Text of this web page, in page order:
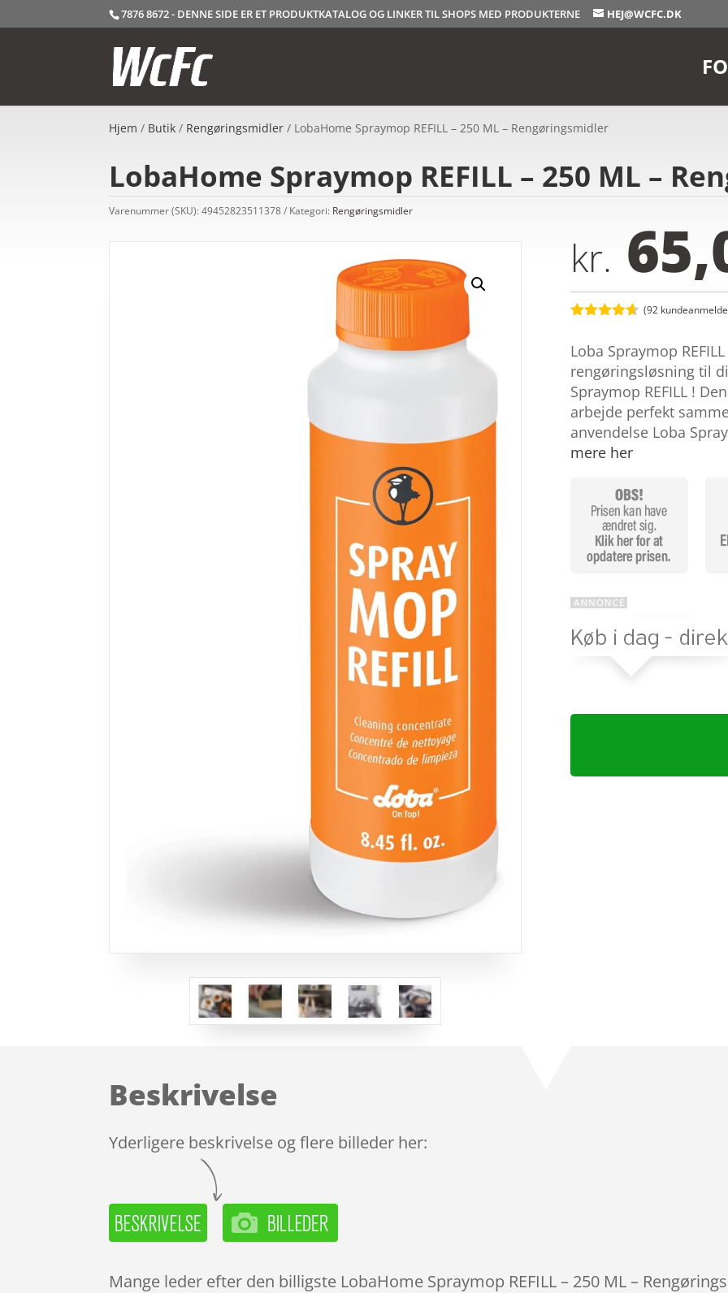
7876 8672 - DENNE SIDE ER ET PRODUKTKATALOG OG LINKER TIL SHOPS MED PRODUKTERNE HEJ@WCFC.DK
Hjem / Butik / Rengøringsmidler / LobaHome Spraymop REFILL – 250 ML – Rengøringsmidler
LobaHome Spraymop REFILL – 250 ML –
Varenummer (SKU):49452823511378 Kategori: Rengøringsmidler
kr.
ud af 5
baseret på
kundebedø
mmelser
(92
Loba Spraymop
rengøringsløsning til
Spraymop REFILL !
arbejde perfekt
anvendelse Loba
mere her
Beskrivelse
Yderligere beskrivelse og flere billeder her:
Mange leder efter den billigste LobaHome Spraymop REFILL – 250 ML –